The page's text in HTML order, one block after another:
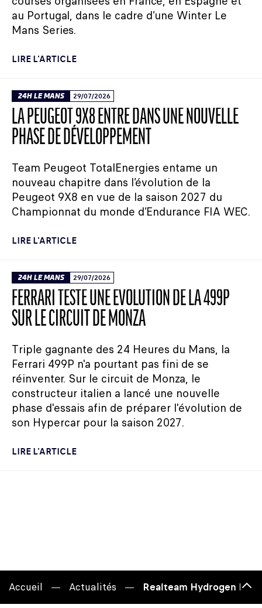
au Portugal, dans le cadre d’une Winter Le
Mans Series.
LIRE L'ARTICLE
24H LE MANS 29/07/2026
LA PEUGEOT 9X8 ENTRE DANS UNE NOUVELLE
PHASE DE DÉVELOPPEMENT
Team Peugeot TotalEnergies entame un
nouveau chapitre dans l’évolution de la
Peugeot 9X8 en vue de la saison 2027 du
Championnat du monde d’Endurance FIA WEC.
LIRE L'ARTICLE
24H LE MANS 29/07/2026
FERRARI TESTE UNE ÉVOLUTION DE LA 499P
SUR LE CIRCUIT DE MONZA
Triple gagnante des 24 Heures du Mans, la
Ferrari 499P n'a pourtant pas fini de se
réinventer. Sur le circuit de Monza, le
constructeur italien a lancé une nouvelle
phase d'essais afin de préparer l'évolution de
son Hypercar pour la saison 2027.
LIRE L'ARTICLE
Accueil Actualités Realteam Hydrogen
de